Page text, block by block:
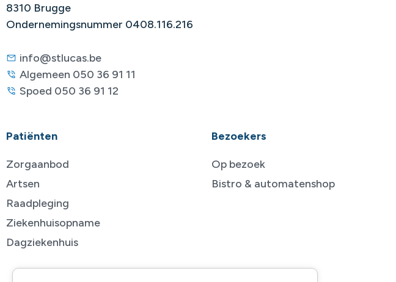
8310 Brugge
Ondernemingsnummer 0408.116.216
info@stlucas.be
Algemeen 050 36 91 11
Spoed 050 36 91 12
Patiënten
Zorgaanbod
Artsen
Raadpleging
Ziekenhuisopname
Dagziekenhuis
Bezoekers
Op bezoek
Bistro & automatenshop